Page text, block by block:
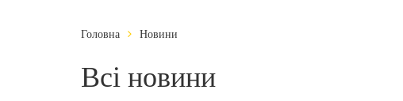
Головна Новини
Всі новини